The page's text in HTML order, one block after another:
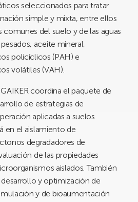
seleccionados para tratar
simple y mixta, entre ellos
del suelo y de las aguas
aceite mineral,
policíclicos (PAH) e
volátiles (VAH).
coordina el paquete de
de estrategias de
aplicadas a suelos
en el aislamiento de
degradadores de
de las propiedades
aislados. También
y optimización de
y de bioaumentación